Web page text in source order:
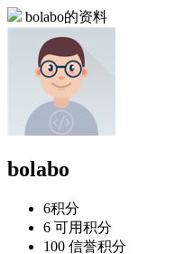
bolabo的资料
bolabo
6积分
6 可用积分
100 信誉积分